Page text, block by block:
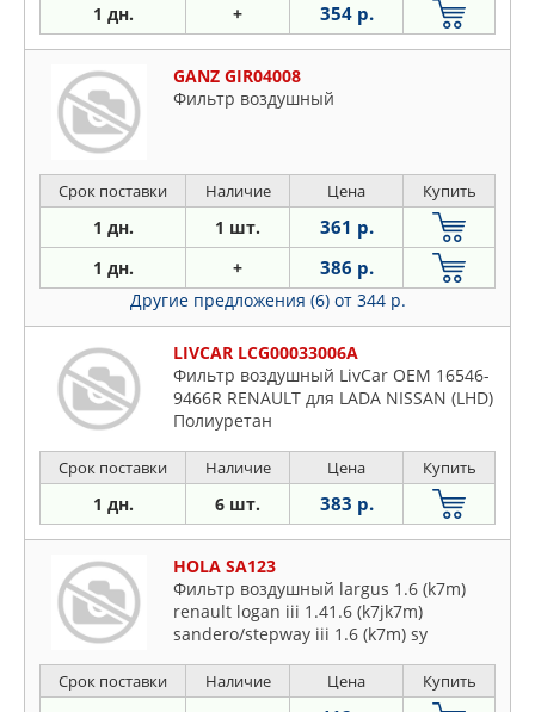
1 дн. + 354 р.
GANZ GIR04008
Фильтр воздушный
Срок поставки Наличие Цена Купить
1 дн. 1 шт. 361 р.
1 дн. + 386 р.
Другие предложения (6) от 344 р.
LIVCAR LCG00033006A
Фильтр воздушный LivCar ОЕМ 16546-
9466R RENAULT для LADA NISSAN (LHD)
Полиуретан
Срок поставки Наличие Цена Купить
1 дн. 6 шт. 383 р.
HOLA SA123
Фильтр воздушный largus 1.6 (k7m)
renault logan iii 1.41.6 (k7jk7m)
sandero/stepway iii 1.6 (k7m) sy
Срок поставки Наличие Цена Купить